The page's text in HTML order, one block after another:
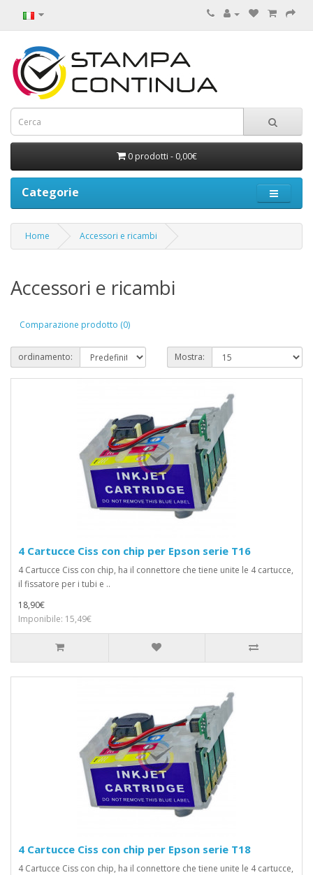
0 prodotti - 0,00€
Categorie
Home Accessori e ricambi
Accessori e ricambi
Comparazione prodotto (0)
ordinamento: Mostra:
4 Cartucce Ciss con chip per Epson serie T16
4 Cartucce Ciss con chip, ha il connettore che tiene unite le 4 cartucce,
il fissatore per i tubi e ..
18,90€
Imponibile: 15,49€
4 Cartucce Ciss con chip per Epson serie T18
4 Cartucce Ciss con chip, ha il connettore che tiene unite le 4 cartucce,